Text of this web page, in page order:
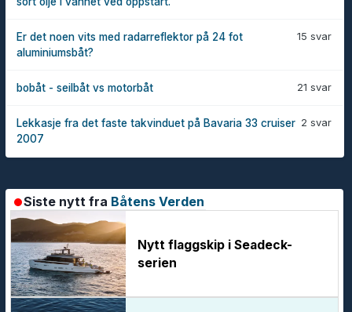
15 svar
Er det noen vits med radarreflektor på 24 fot
aluminiumsbåt?
21 svar
bobåt - seilbåt vs motorbåt
2 svar
Lekkasje fra det faste takvinduet på Bavaria 33 cruiser
2007
Siste nytt fra Båtens Verden
Nytt flaggskip i Seadeck-
serien